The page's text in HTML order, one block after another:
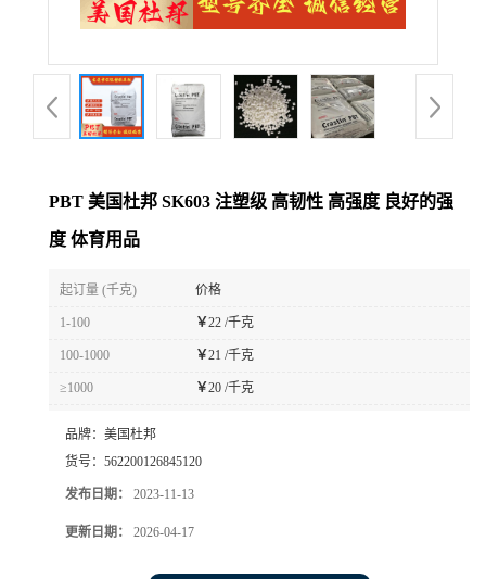
品
展
证
PBT 美国杜邦 SK603 注塑级 高韧性 高强度 良好的强
度 体育用品
起订量 (千克) 价格
1-100 ￥22 /千克
100-1000 ￥21 /千克
≥1000 ￥20 /千克
品牌： 美国杜邦
货号： 562200126845120
发布日期： 2023-11-13
更新日期： 2026-04-17